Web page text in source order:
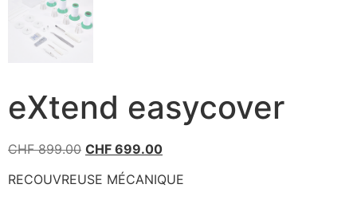
eXtend easycover
CHF899.00 CHF 699.00
RECOUVREUSE MÉCANIQUE